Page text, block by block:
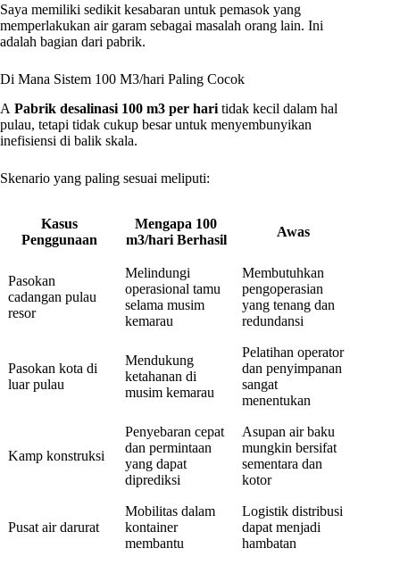
Saya memiliki sedikit kesabaran untuk pemasok yang
memperlakukan air garam sebagai masalah orang lain. Ini
adalah bagian dari pabrik.
Di Mana Sistem 100 M3/hari Paling Cocok
A Pabrik desalinasi 100 m3 per hari tidak kecil dalam hal
pulau, tetapi tidak cukup besar untuk menyembunyikan
inefisiensi di balik skala.
Skenario yang paling sesuai meliputi:
Kasus
Penggunaan
Mengapa 100
m3/hari Berhasil
Awas
Pasokan
cadangan pulau
resor
Melindungi
operasional tamu
selama musim
kemarau
Membutuhkan
pengoperasian
yang tenang dan
redundansi
Pasokan kota di
luar pulau
Mendukung
ketahanan di
musim kemarau
Pelatihan operator
dan penyimpanan
sangat
menentukan
Kamp konstruksi
Penyebaran cepat
dan permintaan
yang dapat
diprediksi
Asupan air baku
mungkin bersifat
sementara dan
kotor
Pusat air darurat
Mobilitas dalam
kontainer
membantu
Logistik distribusi
dapat menjadi
hambatan